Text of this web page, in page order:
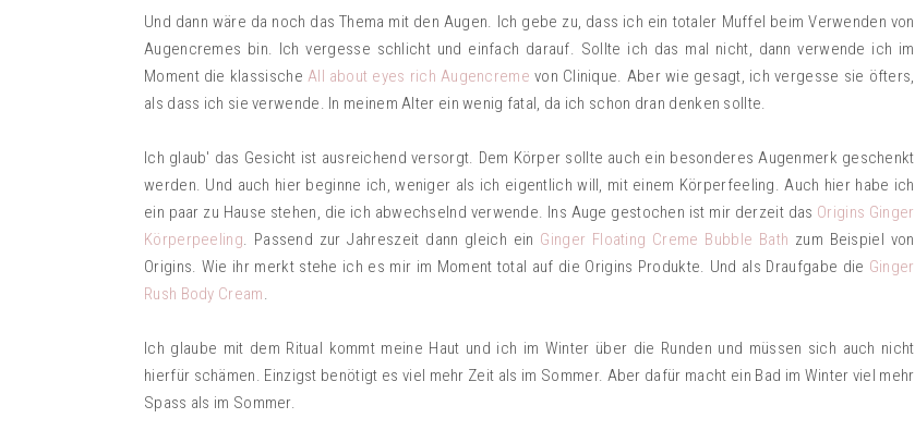
Und dann wäre da noch das Thema mit den Augen. Ich gebe zu, dass ich ein totaler Muffel beim Verwenden von
Augencremes bin. Ich vergesse schlicht und einfach darauf. Sollte ich das mal nicht, dann verwende ich im
Moment die klassische All about eyes rich Augencreme von Clinique. Aber wie gesagt, ich vergesse sie öfters,
als dass ich sie verwende. In meinem Alter ein wenig fatal, da ich schon dran denken sollte.
Ich glaub' das Gesicht ist ausreichend versorgt. Dem Körper sollte auch ein besonderes Augenmerk geschenkt
werden. Und auch hier beginne ich, weniger als ich eigentlich will, mit einem Körperfeeling. Auch hier habe ich
ein paar zu Hause stehen, die ich abwechselnd verwende. Ins Auge gestochen ist mir derzeit das Origins Ginger
Körperpeeling. Passend zur Jahreszeit dann gleich ein Ginger Floating Creme Bubble Bath zum Beispiel von
Origins. Wie ihr merkt stehe ich es mir im Moment total auf die Origins Produkte. Und als Draufgabe die Ginger
Rush Body Cream.
Ich glaube mit dem Ritual kommt meine Haut und ich im Winter über die Runden und müssen sich auch nicht
hierfür schämen. Einzigst benötigt es viel mehr Zeit als im Sommer. Aber dafür macht ein Bad im Winter viel mehr
Spass als im Sommer.